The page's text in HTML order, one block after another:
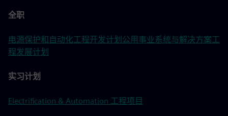
全职
电源保护和自动化工程开发计划 公用事业系统与解决方案工
程发展计划
实习计划
Electrification & Automation 工程项目